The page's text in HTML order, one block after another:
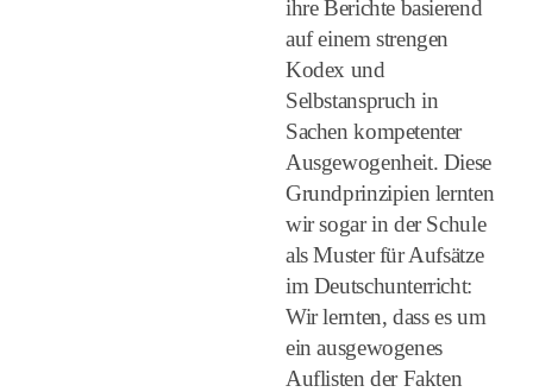
ihre Berichte basierend
auf einem strengen
Kodex und
Selbstanspruch in
Sachen kompetenter
Ausgewogenheit. Diese
Grundprinzipien lernten
wir sogar in der Schule
als Muster für Aufsätze
im Deutschunterricht:
Wir lernten, dass es um
ein ausgewogenes
Auflisten der Fakten